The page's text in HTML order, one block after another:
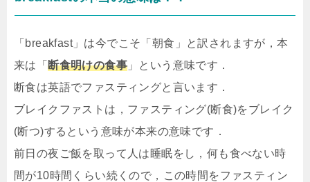
「breakfast」は今でこそ「朝食」と訳されますが，本
来は「断食明けの食事 」という意味です．
断食は英語でファスティングと言います．
ブレイクファストは，ファスティング(断食)をブレイク
(断つ)するという意味が本来の意味です．
前日の夜ご飯を取って人は睡眠をし，何も食べない時
間が10時間くらい続くので，この時間をファスティン